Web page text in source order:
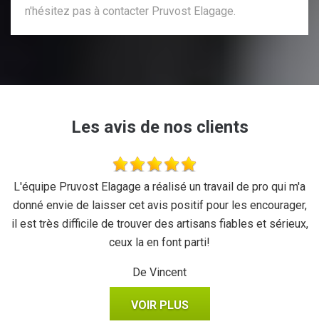
n'hésitez pas à contacter Pruvost Elagage.
Les avis de nos clients
L'équipe Pruvost Elagage a réalisé un travail de pro qui m'a
donné envie de laisser cet avis positif pour les encourager,
il est très difficile de trouver des artisans fiables et sérieux,
ceux la en font parti!
De Vincent
VOIR PLUS